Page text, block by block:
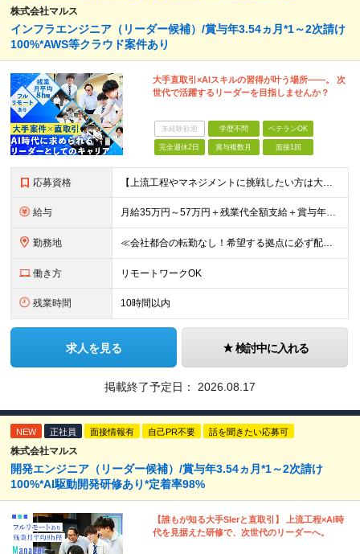
株式会社マルス
インフラエンジニア（リーダー候補）/賞与年3.54ヵ月*1～2次請け
100%*AWS等クラウド案件あり
大手直取引×AIスキルの習得が叶う場所――。 次
世代で活躍するリーダーを目指しませんか？
未経験歓迎 学歴不問 ベテランOK
完全週休2日 賞与複数月 面接1回
応募資格 【上流工程やマネジメントに挑戦したい方は大歓迎です！】 ★インフラエンジニアとしての実務経験をお持ちの方 ★上記に加え、下記いずれかに該当する方 ・チームのリーダー／サブリーダーの経験をお持ちの方 ・
給与 月給35万円～57万円＋残業代全額支給＋賞与年3.45ヵ月(リーダー経験者) 月給32万円～43万円＋残業代全額支給＋賞与年3.45ヵ月(実務経験者) 入社時想定年収： 490万円～798万円(リー
勤務地 ≪会社都合の転勤なし！希望する拠点に必ず配属します。新潟Uターン・Iターン大歓迎！≫ 首都圏(東京、神奈川、千葉、埼玉)または新潟市、長岡市周辺のお客様先または各拠点での勤務となります。 ■東京支社
働き方 リモートワークOK
残業時間 10時間以内
求人を見る 検討中に入れる
掲載終了予定日： 2026.08.17
NEW 正社員 面接情報有 自己PR不要 話を聞きたい応募可
株式会社マルス
開発エンジニア（リーダー候補）/賞与年3.54ヵ月*1～2次請け
100%*AI駆動開発研修あり*定着率98%
【誰もが知る大手SIerと直取引】 上流工程×AI時
代を見据えた研修で、次世代のリーダーへ。